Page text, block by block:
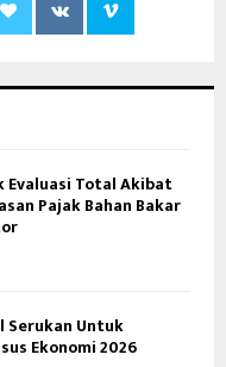
Evaluasi Total Akibat
Pajak Bahan Bakar
Serukan Untuk
Ekonomi 2026